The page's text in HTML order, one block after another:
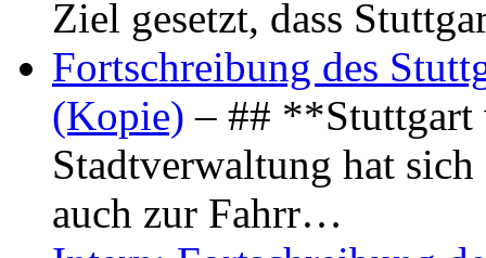
Ziel gesetzt, dass
Fortschreibung des
(Kopie) – ## **Stuttgart
Stadtverwaltung hat
auch zur Fahrr…